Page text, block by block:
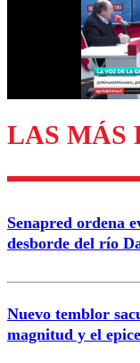
LAS MÁS
Senapred ordena
desborde del río
Nuevo temblor
magnitud y el